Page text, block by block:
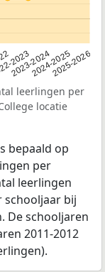
2023
2023-20242024-2025
2025-2026
leerlingen per
locatie
bepaald op
per
leerlingen
schooljaar bij
De schooljaren
2011-2012